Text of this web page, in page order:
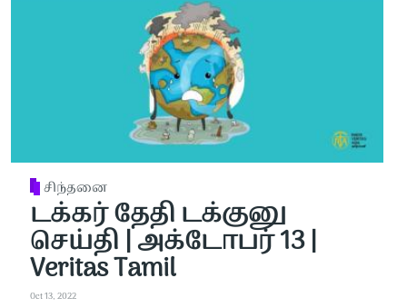
சிந்தனை
டக்கர் தேதி டக்குனு
செய்தி | அக்டோபர் 13 |
Veritas Tamil
Oct 13, 2022